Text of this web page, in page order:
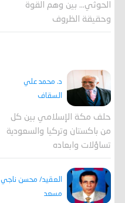
الحوثي... بين وهم القوة
وحقيقة الظروف
د. محمد علي
السقاف
حلف مكة الإسلامي بين كل
من باكستان وتركيا والسعودية
تساؤلات وابعاده
العقيد/ محسن ناجي
مسعد